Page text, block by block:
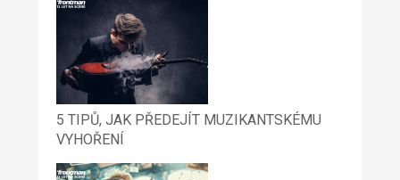
5 TIPŮ, JAK PŘEDEJÍT MUZIKANTSKÉMU
VYHOŘENÍ